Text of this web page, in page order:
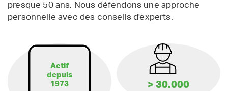
presque 50 ans. Nous défendons une approche
personnelle avec des conseils d'experts.
Actif
depuis
1973
> 30.000